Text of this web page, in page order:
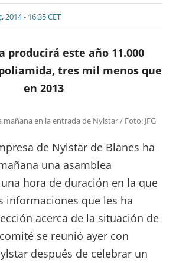
2014 - 16:35 CET
producirá este año 11.000
tres mil menos que
en 2013
en la entrada de Nylstar / Foto: JFG
de Nylstar de Blanes ha
una asamblea
hora de duración en la que
informaciones que les ha
acerca de la situación de
se reunió ayer con
después de celebrar un